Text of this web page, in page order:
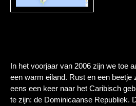
In het voorjaar van 2006 zijn we toe
een warm eiland. Rust en een beetje
eens een keer naar het Caribisch
te zijn: de Dominicaanse Republiek.